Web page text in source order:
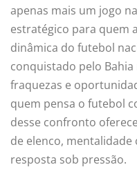
apenas mais um jogo
estratégico para quem
dinâmica do futebol
conquistado pelo
fraquezas e
quem pensa o futebol
desse confronto
de elenco,
resposta sob pressão.